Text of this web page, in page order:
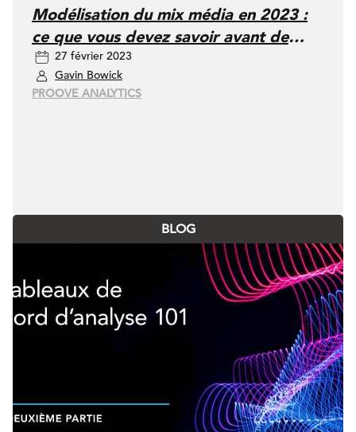
Modélisation du mix média en 2023 :
ce que vous devez savoir avant de
vous lancer
27 février 2023
Gavin Bowick
PROOVE ANALYTICS
BLOG